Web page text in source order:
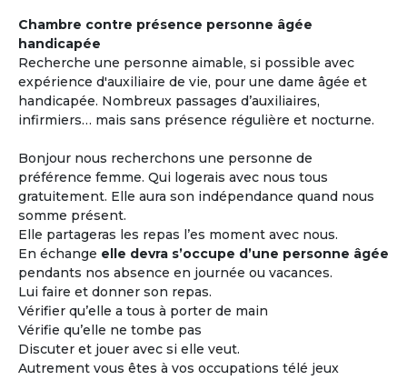
Chambre contre présence personne âgée
handicapée
Recherche une personne aimable, si possible avec
expérience d'auxiliaire de vie, pour une dame âgée et
handicapée. Nombreux passages d’auxiliaires,
infirmiers… mais sans présence régulière et nocturne.
Bonjour nous recherchons une personne de
préférence femme. Qui logerais avec nous tous
gratuitement. Elle aura son indépendance quand nous
somme présent.
Elle partageras les repas l’es moment avec nous.
En échange elle devra s’occupe d’une personne âgée
pendants nos absence en journée ou vacances.
Lui faire et donner son repas.
Vérifier qu’elle a tous à porter de main
Vérifie qu’elle ne tombe pas
Discuter et jouer avec si elle veut.
Autrement vous êtes à vos occupations télé jeux